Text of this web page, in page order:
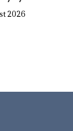
2026